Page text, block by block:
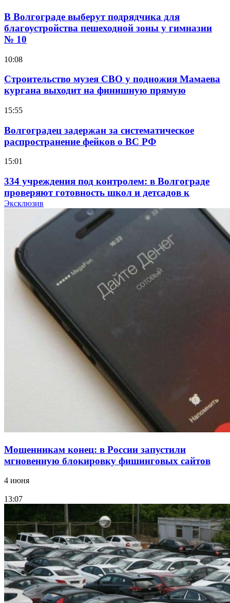
В Волгограде выберут подрядчика для
благоустройства пешеходной зоны у гимназии
№ 10
10:08
Строительство музея СВО у подножия Мамаева
кургана выходит на финишную прямую
15:55
Волгоградец задержан за систематическое
распространение фейков о ВС РФ
15:01
334 учреждения под контролем: в Волгограде
проверяют готовность школ и детсадов к
учебному году
Покушение на убийство в Волгограде: девушка
напала на незнакомую женщину с ножом
12:39
Сладкий праздник в Волгограде: в Центральном
парке прошёл фестиваль „Арбузный переполох“
Волгоградские компании нарастили экспорт:
заключены контракты на 3,6 млн долларов
Эксклюзив
Мошенникам конец: в России запустили
мгновенную блокировку фишинговых сайтов
4 июня
13:07